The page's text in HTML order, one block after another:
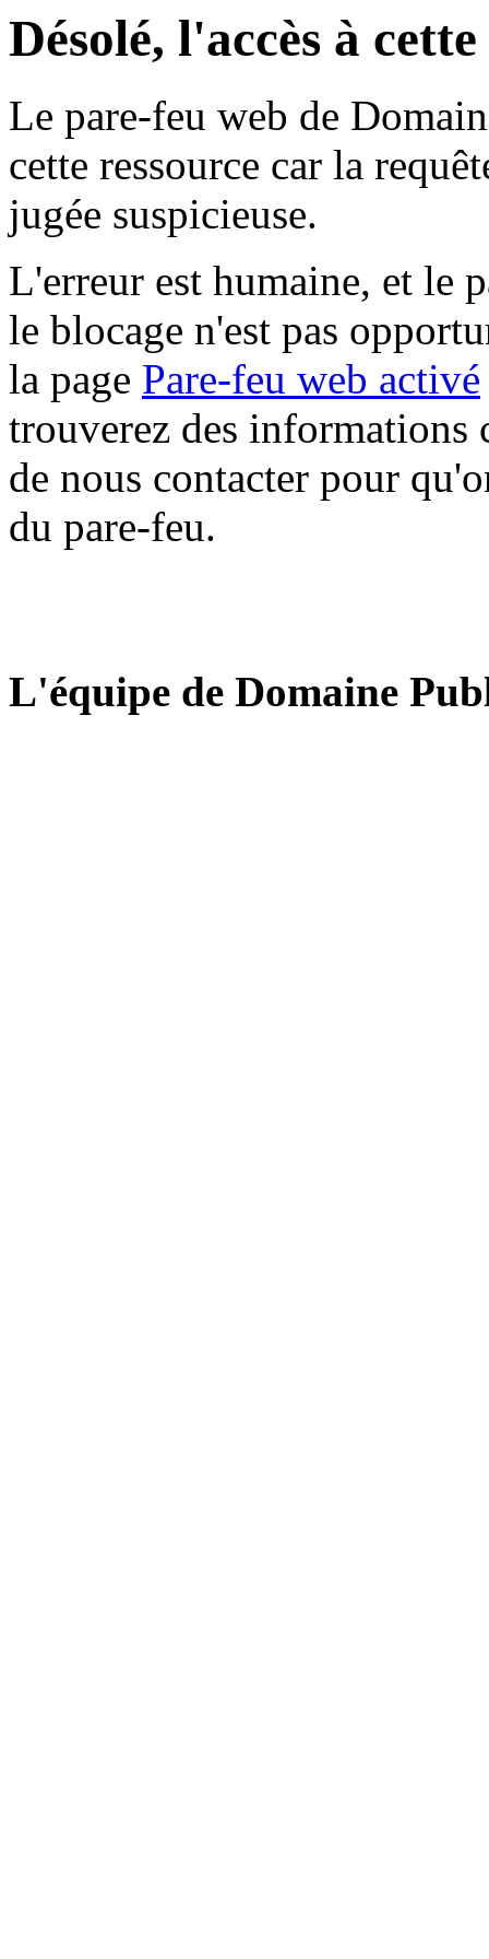
Désolé, l'accès à
Le pare-feu web de
cette ressource car la
jugée suspicieuse.
L'erreur est humaine, et le
le blocage n'est pas
la page Pare-feu web activé
trouverez des informations
de nous contacter pour
du pare-feu.
L'équipe de Domaine